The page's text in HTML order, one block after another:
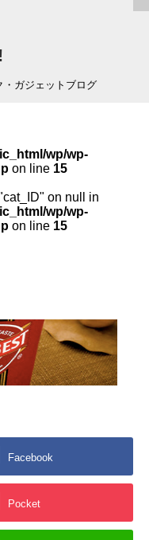
ガジェットブログ
wp/wp-
on line 15
on null in
wp/wp-
on line 15
Facebook
Pocket